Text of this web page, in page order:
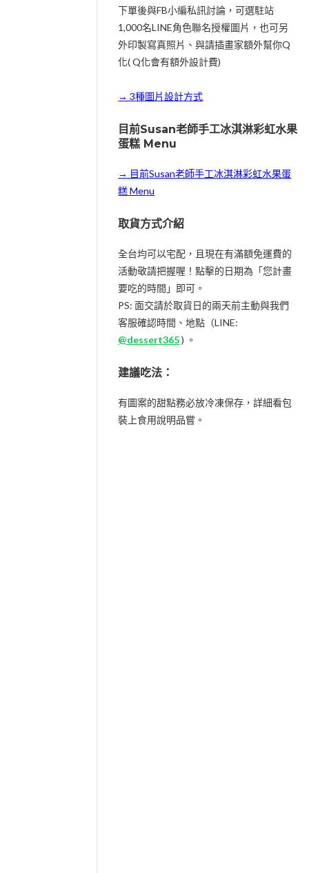
下單後與FB小編私訊討論，可選駐站
1,000名LINE角色聯名授權圖片，也可另
外印製寫真照片、與請插畫家額外幫你Q
化( Q化會有額外設計費)
→ 3種圖片設計方式
目前Susan老師手工冰淇淋彩虹水果
蛋糕 Menu
→ 目前Susan老師手工冰淇淋彩虹水果蛋
糕 Menu
取貨方式介紹
全台均可以宅配，且現在有滿額免運費的
活動敬請把握喔！點擊的日期為「您計畫
要吃的時間」即可。
PS: 面交請於取貨日的兩天前主動與我們
客服確認時間、地點（LINE:
@dessert365) 。
建議吃法：
有圖案的甜點務必放冷凍保存，詳細看包
裝上食用說明品嘗。